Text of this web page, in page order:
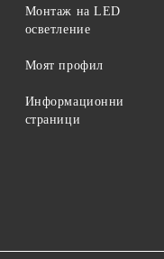
Монтаж на LED
осветление
Моят профил
Информационни
страници